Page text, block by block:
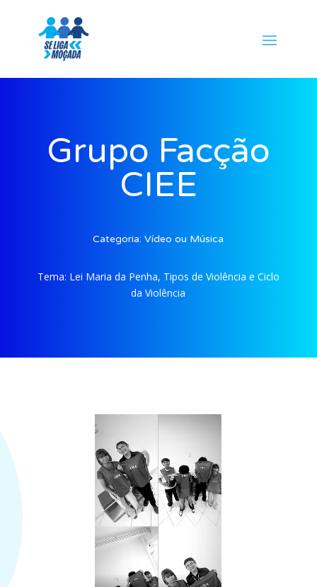
Grupo Facção
CIEE
Categoria:Vídeo ou Música
Tema: Lei Maria da Penha, Tipos de Violência e Ciclo
da Violência